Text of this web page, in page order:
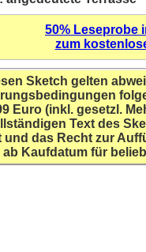
50% Leseprobe
zum
Sketch gelten
Euro (inkl. gesetzl.
Text des
und das Recht zur
ab Kaufdatum für